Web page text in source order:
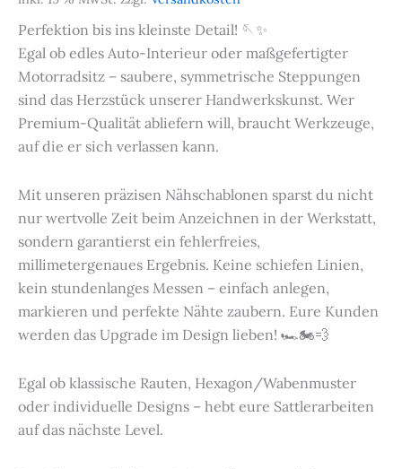
Perfektion bis ins kleinste Detail! 🪡✨
Egal ob edles Auto-Interieur oder maßgefertigter
Motorradsitz – saubere, symmetrische Steppungen
sind das Herzstück unserer Handwerkskunst. Wer
Premium-Qualität abliefern will, braucht Werkzeuge,
auf die er sich verlassen kann.
Mit unseren präzisen Nähschablonen sparst du nicht
nur wertvolle Zeit beim Anzeichnen in der Werkstatt,
sondern garantierst ein fehlerfreies,
millimetergenaues Ergebnis. Keine schiefen Linien,
kein stundenlanges Messen – einfach anlegen,
markieren und perfekte Nähte zaubern. Eure Kunden
werden das Upgrade im Design lieben! 🏎️🏍️💨
Egal ob klassische Rauten, Hexagon/Wabenmuster
oder individuelle Designs – hebt eure Sattlerarbeiten
auf das nächste Level.